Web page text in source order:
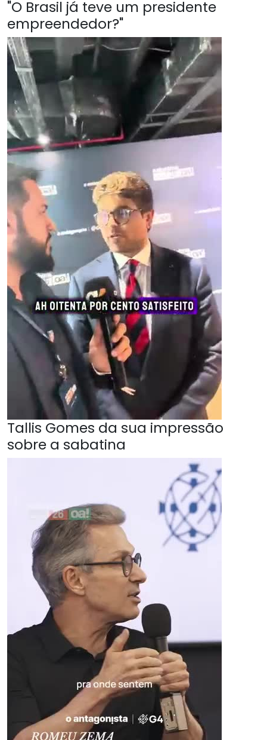
"O Brasil já teve um presidente
empreendedor?"
Tallis Gomes da sua impressão
sobre a sabatina